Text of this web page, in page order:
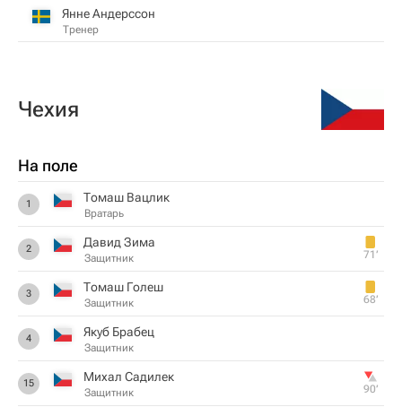
Янне Андерссон
Тренер
Чехия
На поле
1 Томаш Вацлик
Вратарь
2 Давид Зима
Защитник 71‎’‎
3 Томаш Голеш
Защитник 68‎’‎
4 Якуб Брабец
Защитник
15 Михал Садилек
Защитник 90‎’‎